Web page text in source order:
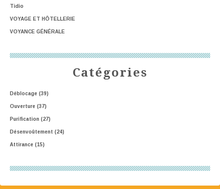
Catégories
Déblocage (39)
Ouverture (37)
Purification (27)
Désenvoûtement (24)
Attirance (15)
Tidio
VOYAGE ET HÔTELLERIE
VOYANCE GÉNÉRALE